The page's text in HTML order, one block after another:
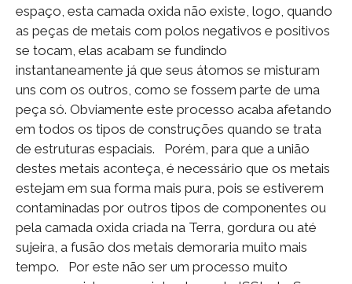
espaço, esta camada oxida não existe, logo, quando
as peças de metais com polos negativos e positivos
se tocam, elas acabam se fundindo
instantaneamente já que seus átomos se misturam
uns com os outros, como se fossem parte de uma
peça só. Obviamente este processo acaba afetando
em todos os tipos de construções quando se trata
de estruturas espaciais. Porém, para que a união
destes metais aconteça, é necessário que os metais
estejam em sua forma mais pura, pois se estiverem
contaminadas por outros tipos de componentes ou
pela camada oxida criada na Terra, gordura ou até
sujeira, a fusão dos metais demoraria muito mais
tempo. Por este não ser um processo muito